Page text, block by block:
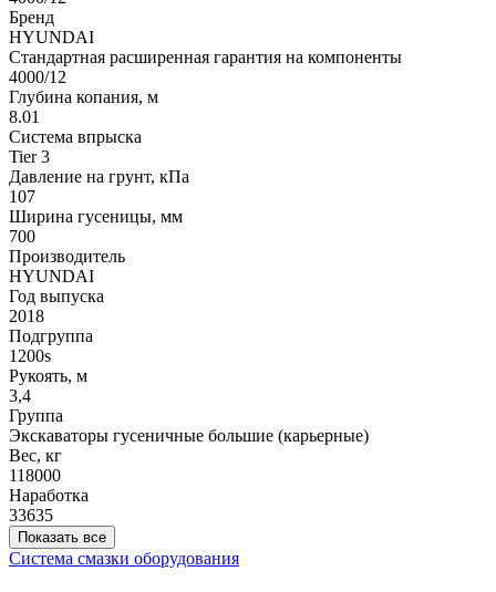
Бренд
HYUNDAI
Стандартная расширенная гарантия на компоненты
4000/12
Глубина копания, м
8.01
Система впрыска
Tier 3
Давление на грунт, кПа
107
Ширина гусеницы, мм
700
Производитель
HYUNDAI
Год выпуска
2018
Подгруппа
1200s
Рукоять, м
3,4
Группа
Экскаваторы гусеничные большие (карьерные)
Вес, кг
118000
Наработка
33635
Показать все
Система смазки оборудования